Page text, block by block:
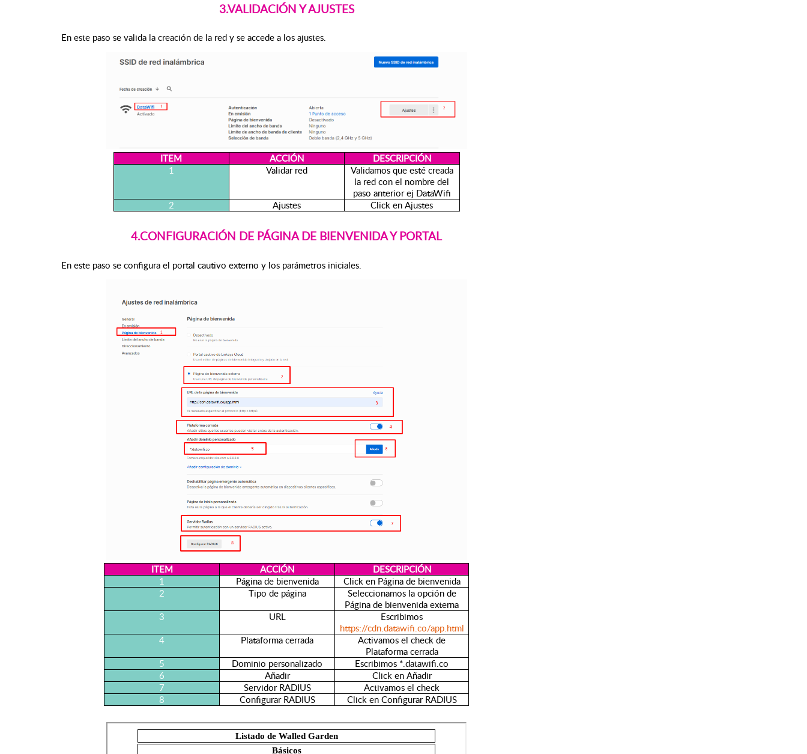
3.VALIDACIÓN Y AJUSTES
En este paso se valida la creación de la red y se accede a los ajustes.
ITEM ACCIÓN
DESCRIPCIÓN
1
Validar red
Validamos que esté creada
la red con el nombre del
paso anterior ej DataWifi
2
Ajustes Click en Ajustes
4.CONFIGURACIÓN DE PÁGINA DE BIENVENIDA Y PORTAL
En este paso se configura el portal cautivo externo y los parámetros iniciales.
ITEM ACCIÓN
DESCRIPCIÓN
1
Página de bienvenida
Click en Página de bienvenida
2
Tipo de página
Seleccionamos la opción de
Página de bienvenida externa
3
URL
Escribimos
https://cdn.datawifi.co/app.html
4
Plataforma cerrada
Activamos el check de
Plataforma cerrada
5
Dominio personalizado
Escribimos *.datawifi.co
6
Añadir
Click en Añadir
7
Servidor RADIUS
Activamos el check
8
Configurar RADIUS Click en Configurar RADIUS